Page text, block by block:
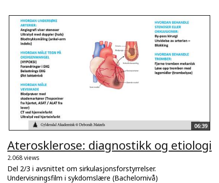
06:39
Aterosklerose: diagnostikk og etiologi
2.068 views
Del 2/3 i avsnittet om sirkulasjonsforstyrrelser.
Undervisningsfilm i sykdomslære (Bachelornivå)